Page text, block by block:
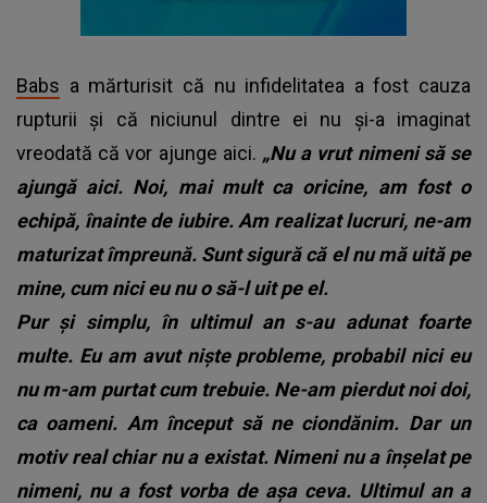
Babs a mărturisit că nu infidelitatea a fost cauza
rupturii și că niciunul dintre ei nu și-a imaginat
vreodată că vor ajunge aici. „Nu a vrut nimeni să se
ajungă aici. Noi, mai mult ca oricine, am fost o
echipă, înainte de iubire. Am realizat lucruri, ne-am
maturizat împreună. Sunt sigură că el nu mă uită pe
mine, cum nici eu nu o să-l uit pe el.
Pur și simplu, în ultimul an s-au adunat foarte
multe. Eu am avut niște probleme, probabil nici eu
nu m-am purtat cum trebuie. Ne-am pierdut noi doi,
ca oameni. Am început să ne ciondănim. Dar un
motiv real chiar nu a existat. Nimeni nu a înșelat pe
nimeni, nu a fost vorba de așa ceva. Ultimul an a